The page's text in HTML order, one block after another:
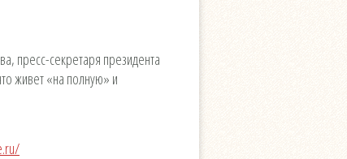
пресс-секретаря президента
живет «на полную» и